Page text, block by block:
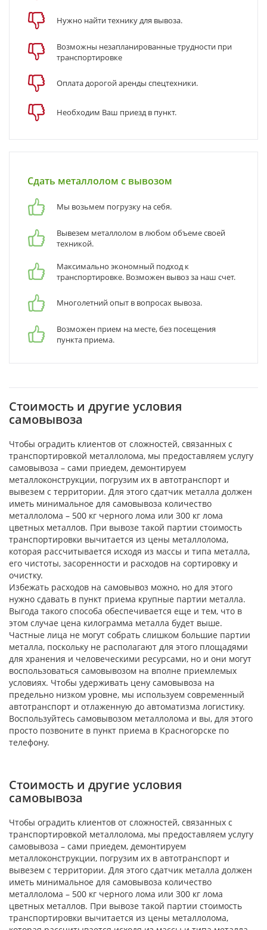
Стоимость и другие условия
самовывоза
Чтобы оградить клиентов от сложностей, связанных с
транспортировкой металлолома, мы предоставляем услугу
самовывоза – сами приедем, демонтируем
металлоконструкции, погрузим их в автотранспорт и
вывезем с территории. Для этого сдатчик металла должен
иметь минимальное для самовывоза количество
металлолома – 500 кг черного лома или 300 кг лома
цветных металлов. При вывозе такой партии стоимость
транспортировки вычитается из цены металлолома,
которая рассчитывается исходя из массы и типа металла,
его чистоты, засоренности и расходов на сортировку и
очистку.
Избежать расходов на самовывоз можно, но для этого
нужно сдавать в пункт приема крупные партии металла.
Выгода такого способа обеспечивается еще и тем, что в
этом случае цена килограмма металла будет выше.
Частные лица не могут собрать слишком большие партии
металла, поскольку не располагают для этого площадями
для хранения и человеческими ресурсами, но и они могут
воспользоваться самовывозом на вполне приемлемых
условиях. Чтобы удерживать цену самовывоза на
предельно низком уровне, мы используем современный
автотранспорт и отлаженную до автоматизма логистику.
Воспользуйтесь самовывозом металлолома и вы, для этого
просто позвоните в пункт приема в Красногорске по
телефону.
Нужно найти технику для вывоза.
Возможны незапланированные трудности при
транспортировке
Оплата дорогой аренды спецтехники.
Необходим Ваш приезд в пункт.
Сдать металлолом с вывозом
Мы возьмем погрузку на себя.
Вывезем металлолом в любом объеме своей
техникой.
Максимально экономный подход к
транспортировке. Возможен вывоз за наш счет.
Многолетний опыт в вопросах вывоза.
Возможен прием на месте, без посещения
пункта приема.
Стоимость и другие условия
самовывоза
Чтобы оградить клиентов от сложностей, связанных с
транспортировкой металлолома, мы предоставляем услугу
самовывоза – сами приедем, демонтируем
металлоконструкции, погрузим их в автотранспорт и
вывезем с территории. Для этого сдатчик металла должен
иметь минимальное для самовывоза количество
металлолома – 500 кг черного лома или 300 кг лома
цветных металлов. При вывозе такой партии стоимость
транспортировки вычитается из цены металлолома,